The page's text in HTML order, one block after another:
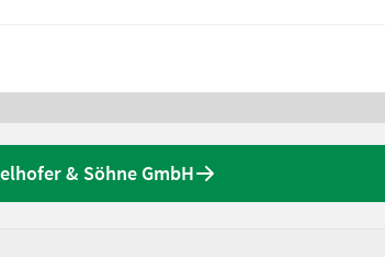
& Söhne GmbH